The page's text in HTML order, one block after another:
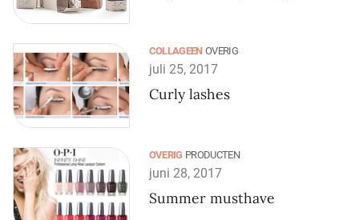
COLLAGEEN OVERIG
juli 25, 2017
Curly lashes
OVERIG PRODUCTEN
juni 28, 2017
Summer musthave